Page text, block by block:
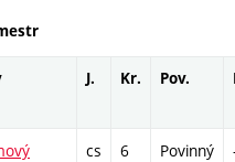
J. Kr. Pov.
cs 6 Povinný